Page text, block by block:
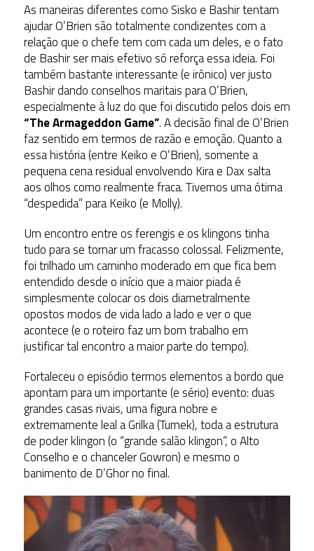
As maneiras diferentes como Sisko e Bashir tentam
ajudar O’Brien são totalmente condizentes com a
relação que o chefe tem com cada um deles, e o fato
de Bashir ser mais efetivo só reforça essa ideia. Foi
também bastante interessante (e irônico) ver justo
Bashir dando conselhos maritais para O’Brien,
especialmente à luz do que foi discutido pelos dois em
“The Armageddon Game”. A decisão final de O’Brien
faz sentido em termos de razão e emoção. Quanto a
essa história (entre Keiko e O’Brien), somente a
pequena cena residual envolvendo Kira e Dax salta
aos olhos como realmente fraca. Tivemos uma ótima
“despedida” para Keiko (e Molly).
Um encontro entre os ferengis e os klingons tinha
tudo para se tornar um fracasso colossal. Felizmente,
foi trilhado um caminho moderado em que fica bem
entendido desde o início que a maior piada é
simplesmente colocar os dois diametralmente
opostos modos de vida lado a lado e ver o que
acontece (e o roteiro faz um bom trabalho em
justificar tal encontro a maior parte do tempo).
Fortaleceu o episódio termos elementos a bordo que
apontam para um importante (e sério) evento: duas
grandes casas rivais, uma figura nobre e
extremamente leal a Grilka (Tumek), toda a estrutura
de poder klingon (o “grande salão klingon”, o Alto
Conselho e o chanceler Gowron) e mesmo o
banimento de D’Ghor no final.